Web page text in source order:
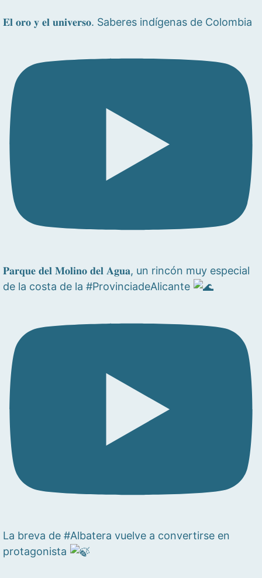
𝐄𝐥 𝐨𝐫𝐨 𝐲 𝐞𝐥 𝐮𝐧𝐢𝐯𝐞𝐫𝐬𝐨. Saberes indígenas de Colombia
𝐏𝐚𝐫𝐪𝐮𝐞 𝐝𝐞𝐥 𝐌𝐨𝐥𝐢𝐧𝐨 𝐝𝐞𝐥 𝐀𝐠𝐮𝐚, un rincón muy especial
de la costa de la #ProvinciadeAlicante
La breva de #Albatera vuelve a convertirse en
protagonista